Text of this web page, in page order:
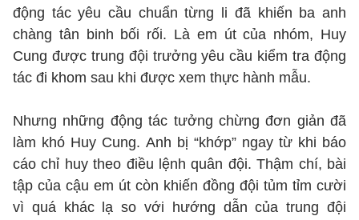
động tác yêu cầu chuẩn từng li đã khiến ba anh
chàng tân binh bối rối. Là em út của nhóm, Huy
Cung được trung đội trưởng yêu cầu kiểm tra động
tác đi khom sau khi được xem thực hành mẫu.
Nhưng những động tác tưởng chừng đơn giản đã
làm khó Huy Cung. Anh bị “khớp” ngay từ khi báo
cáo chỉ huy theo điều lệnh quân đội. Thậm chí, bài
tập của cậu em út còn khiến đồng đội tủm tỉm cười
vì quá khác lạ so với hướng dẫn của trung đội